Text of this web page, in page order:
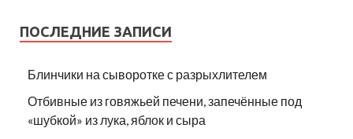
ПОСЛЕДНИЕ ЗАПИСИ
Блинчики на сыворотке с разрыхлителем
Отбивные из говяжьей печени, запечённые под
«шубкой» из лука, яблок и сыра